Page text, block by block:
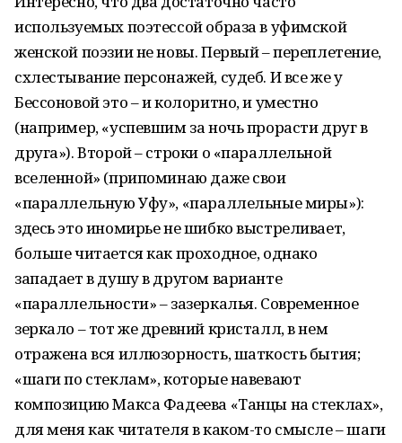
используемых поэтессой образа в уфимской
женской поэзии не новы. Первый – переплетение,
схлестывание персонажей, судеб. И все же у
Бессоновой это – и колоритно, и уместно
(например, «успевшим за ночь прорасти друг в
друга»). Второй – строки о «параллельной
вселенной» (припоминаю даже свои
«параллельную Уфу», «параллельные миры»):
здесь это иномирье не шибко выстреливает,
больше читается как проходное, однако
западает в душу в другом варианте
«параллельности» – зазеркалья. Современное
зеркало – тот же древний кристалл, в нем
отражена вся иллюзорность, шаткость бытия;
«шаги по стеклам», которые навевают
композицию Макса Фадеева «Танцы на стеклах»,
для меня как читателя в каком-то смысле – шаги